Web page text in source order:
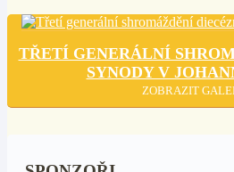
TŘETÍ GENERÁLNÍ
SYNODY V
ZOBRAZIT